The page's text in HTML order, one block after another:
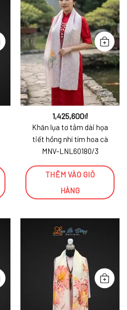
1,425,600₫
Khăn lụa tơ tằm dài họa
tiết hồng nhí tím hoa cà
MNV-LNL60180/3
THÊM VÀO GIỎ
HÀNG